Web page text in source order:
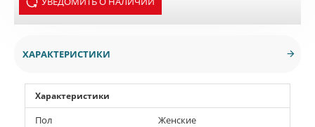
ХАРАКТЕРИСТИКИ
Характеристики
Пол
Женские